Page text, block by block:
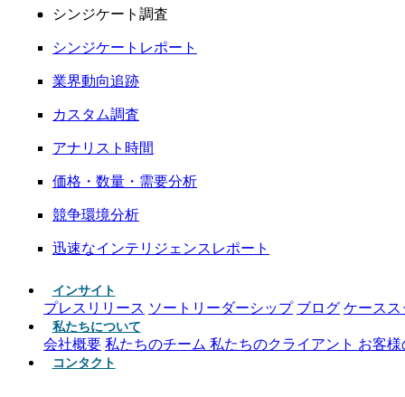
シンジケート調査
シンジケートレポート
業界動向追跡
カスタム調査
アナリスト時間
価格・数量・需要分析
競争環境分析
迅速なインテリジェンスレポート
インサイト
プレスリリース ソートリーダーシップ ブログ ケースス
私たちについて
会社概要 私たちのチーム 私たちのクライアント お客
コンタクト